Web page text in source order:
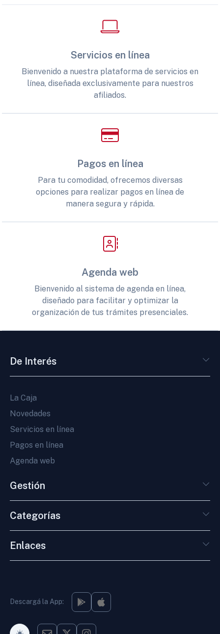
Servicios en línea
Bienvenido a nuestra plataforma de servicios en
línea, diseñada exclusivamente para nuestros
afiliados.
Pagos en línea
Para tu comodidad, ofrecemos diversas
opciones para realizar pagos en línea de
manera segura y rápida.
Agenda web
Bienvenido al sistema de agenda en línea,
diseñado para facilitar y optimizar la
organización de tus trámites presenciales.
De Interés
La Caja
Novedades
Servicios en línea
Pagos en línea
Agenda web
Gestión
Categorías
Enlaces
Descargá la App: